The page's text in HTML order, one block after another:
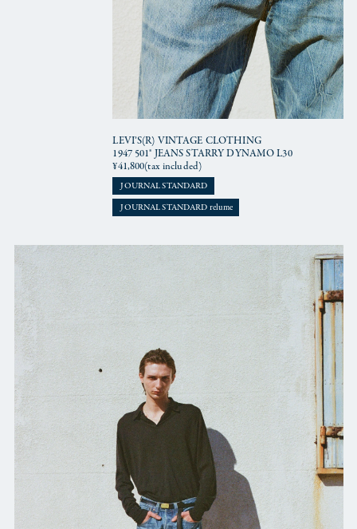
LEVI’S(R) VINTAGE CLOTHING
1947 501® JEANS STARRY DYNAMO L30
¥41,800(tax included)
JOURNAL STANDARD
JOURNAL STANDARD relume